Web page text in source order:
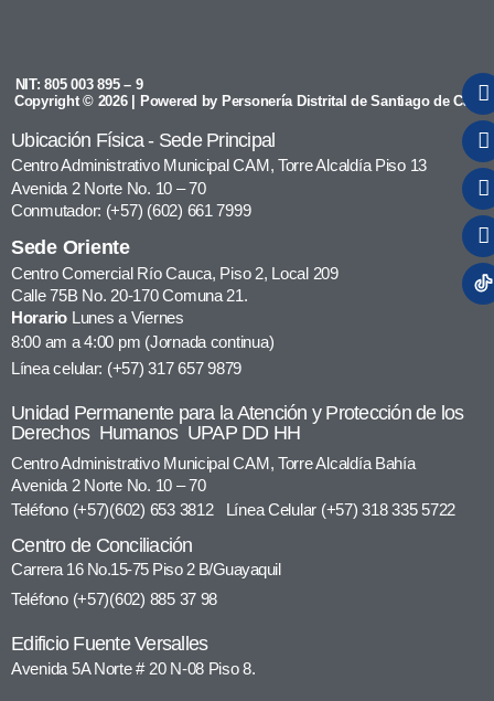
NIT: 805 003 895 – 9
Copyright © 2026 | Powered by Personería Distrital de Santiago de Cali
Ubicación Física - Sede Principal
Centro Administrativo Municipal CAM, Torre Alcaldía Piso 13
Avenida 2 Norte No. 10 – 70
Conmutador: (+57) (602) 661 7999
Sede Oriente
Centro Comercial Río Cauca, Piso 2, Local 209
Calle 75B No. 20-170 Comuna 21.
Horario Lunes a Viernes
8:00 am a 4:00 pm (Jornada continua)
Línea celular: (+57) 317 657 9879
Unidad Permanente para la Atención y Protección de los
Derechos Humanos UPAP DD HH
Centro Administrativo Municipal CAM, Torre Alcaldía Bahía
Avenida 2 Norte No. 10 – 70
Teléfono (+57)(602) 653 3812 Línea Celular (+57) 318 335 5722
Centro de Conciliación
Carrera 16 No.15-75 Piso 2 B/Guayaquil
Teléfono (+57)(602) 885 37 98
Edificio Fuente Versalles
Avenida 5A Norte # 20 N-08 Piso 8.